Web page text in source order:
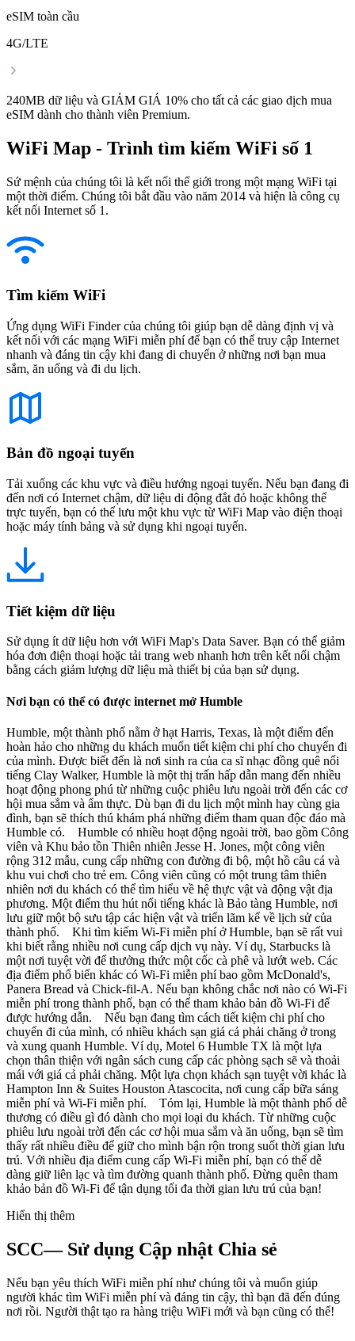
eSIM toàn cầu
4G/LTE
240MB dữ liệu và GIẢM GIÁ 10% cho tất cả các giao dịch mua
eSIM dành cho thành viên Premium.
WiFi Map - Trình tìm kiếm WiFi số 1
Sứ mệnh của chúng tôi là kết nối thế giới trong một mạng WiFi tại
một thời điểm. Chúng tôi bắt đầu vào năm 2014 và hiện là công cụ
kết nối Internet số 1.
Tìm kiếm WiFi
Ứng dụng WiFi Finder của chúng tôi giúp bạn dễ dàng định vị và
kết nối với các mạng WiFi miễn phí để bạn có thể truy cập Internet
nhanh và đáng tin cậy khi đang di chuyển ở những nơi bạn mua
sắm, ăn uống và đi du lịch.
Bản đồ ngoại tuyến
Tải xuống các khu vực và điều hướng ngoại tuyến. Nếu bạn đang đi
đến nơi có Internet chậm, dữ liệu di động đắt đỏ hoặc không thể
trực tuyến, bạn có thể lưu một khu vực từ WiFi Map vào điện thoại
hoặc máy tính bảng và sử dụng khi ngoại tuyến.
Tiết kiệm dữ liệu
Sử dụng ít dữ liệu hơn với WiFi Map's Data Saver. Bạn có thể giảm
hóa đơn điện thoại hoặc tải trang web nhanh hơn trên kết nối chậm
bằng cách giảm lượng dữ liệu mà thiết bị của bạn sử dụng.
Nơi bạn có thể có được internet mở Humble
Humble, một thành phố nằm ở hạt Harris, Texas, là một điểm đến
hoàn hảo cho những du khách muốn tiết kiệm chi phí cho chuyến đi
của mình. Được biết đến là nơi sinh ra của ca sĩ nhạc đồng quê nổi
tiếng Clay Walker, Humble là một thị trấn hấp dẫn mang đến nhiều
hoạt động phong phú từ những cuộc phiêu lưu ngoài trời đến các cơ
hội mua sắm và ẩm thực. Dù bạn đi du lịch một mình hay cùng gia
đình, bạn sẽ thích thú khám phá những điểm tham quan độc đáo mà
Humble có. Humble có nhiều hoạt động ngoài trời, bao gồm Công
viên và Khu bảo tồn Thiên nhiên Jesse H. Jones, một công viên
rộng 312 mẫu, cung cấp những con đường đi bộ, một hồ câu cá và
khu vui chơi cho trẻ em. Công viên cũng có một trung tâm thiên
nhiên nơi du khách có thể tìm hiểu về hệ thực vật và động vật địa
phương. Một điểm thu hút nổi tiếng khác là Bảo tàng Humble, nơi
lưu giữ một bộ sưu tập các hiện vật và triển lãm kể về lịch sử của
thành phố. Khi tìm kiếm Wi-Fi miễn phí ở Humble, bạn sẽ rất vui
khi biết rằng nhiều nơi cung cấp dịch vụ này. Ví dụ, Starbucks là
một nơi tuyệt vời để thưởng thức một cốc cà phê và lướt web. Các
địa điểm phổ biến khác có Wi-Fi miễn phí bao gồm McDonald's,
Panera Bread và Chick-fil-A. Nếu bạn không chắc nơi nào có Wi-Fi
miễn phí trong thành phố, bạn có thể tham khảo bản đồ Wi-Fi để
được hướng dẫn. Nếu bạn đang tìm cách tiết kiệm chi phí cho
chuyến đi của mình, có nhiều khách sạn giá cả phải chăng ở trong
và xung quanh Humble. Ví dụ, Motel 6 Humble TX là một lựa
chọn thân thiện với ngân sách cung cấp các phòng sạch sẽ và thoải
mái với giá cả phải chăng. Một lựa chọn khách sạn tuyệt vời khác là
Hampton Inn & Suites Houston Atascocita, nơi cung cấp bữa sáng
miễn phí và Wi-Fi miễn phí. Tóm lại, Humble là một thành phố dễ
thương có điều gì đó dành cho mọi loại du khách. Từ những cuộc
phiêu lưu ngoài trời đến các cơ hội mua sắm và ăn uống, bạn sẽ tìm
thấy rất nhiều điều để giữ cho mình bận rộn trong suốt thời gian lưu
trú. Với nhiều địa điểm cung cấp Wi-Fi miễn phí, bạn có thể dễ
dàng giữ liên lạc và tìm đường quanh thành phố. Đừng quên tham
khảo bản đồ Wi-Fi để tận dụng tối đa thời gian lưu trú của bạn!
Hiển thị thêm
SCC— Sử dụng Cập nhật Chia sẻ
Nếu bạn yêu thích WiFi miễn phí như chúng tôi và muốn giúp
người khác tìm WiFi miễn phí và đáng tin cậy, thì bạn đã đến đúng
nơi rồi. Người thật tạo ra hàng triệu WiFi mới và bạn cũng có thể!